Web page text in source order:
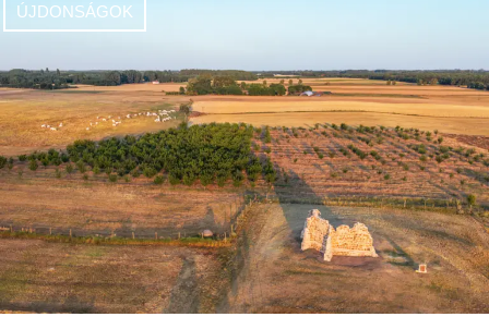
ÚJDONSÁGOK